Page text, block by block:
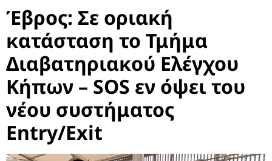
Έβρος: Σε οριακή
κατάσταση το Τμήμα
Διαβατηριακού Ελέγχου
Κήπων – SOS εν όψει του
νέου συστήματος
Entry/Exit